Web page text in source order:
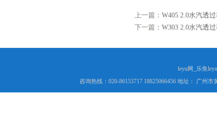
上一篇： W405 2.0水汽透
下一篇： W303 2.0水汽透
leyu网_乐鱼
咨询热线：020-86153717 18825066456 地址： 广州